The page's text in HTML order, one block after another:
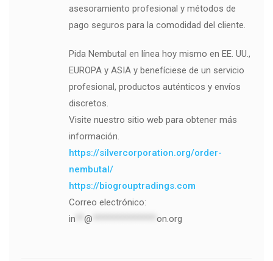
asesoramiento profesional y métodos de
pago seguros para la comodidad del cliente.
Pida Nembutal en línea hoy mismo en EE. UU.,
EUROPA y ASIA y benefíciese de un servicio
profesional, productos auténticos y envíos
discretos.
Visite nuestro sitio web para obtener más
información.
https://silvercorporation.org/order-
nembutal/
https://biogrouptradings.com
Correo electrónico:
in
@ on.org